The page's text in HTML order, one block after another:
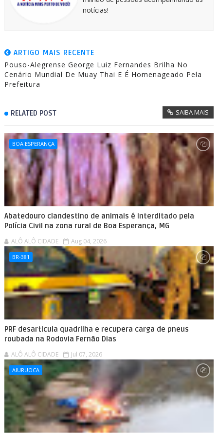
notícias!
ARTIGO MAIS RECENTE
Pouso-Alegrense George Luiz Fernandes Brilha No
Cenário Mundial De Muay Thai E É Homenageado Pela
Prefeitura
RELATED POST SAIBA MAIS
BOA ESPERANÇA
Abatedouro clandestino de animais é interditado pela
Polícia Civil na zona rural de Boa Esperança, MG
ALÔ ALÔ CIDADE Aug 04, 2026
BR-381
PRF desarticula quadrilha e recupera carga de pneus
roubada na Rodovia Fernão Dias
ALÔ ALÔ CIDADE Jul 07, 2026
AIURUOCA